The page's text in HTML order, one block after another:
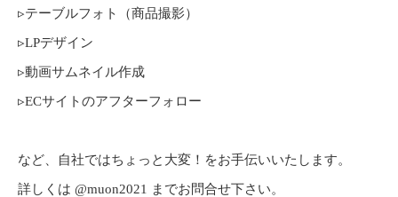
▹テーブルフォト（商品撮影）
▹LPデザイン
▹動画サムネイル作成
▹ECサイトのアフターフォロー
など、自社ではちょっと大変！をお手伝いいたします。
詳しくは @muon2021 までお問合せ下さい。